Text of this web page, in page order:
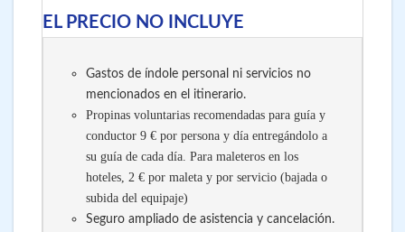
EL PRECIO NO INCLUYE
Gastos de índole personal ni servicios no
mencionados en el itinerario.
Propinas voluntarias recomendadas para guía y
conductor 9 € por persona y día entregándolo a
su guía de cada día. Para maleteros en los
hoteles, 2 € por maleta y por servicio (bajada o
subida del equipaje)
Seguro ampliado de asistencia y cancelación.